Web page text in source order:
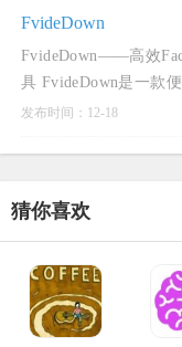
MP3文件。我们的平台
FvideDown
FvideDown——高效
具 FvideDown是一款
为Facebook视频用户
发布时间：12-18
猜你喜欢